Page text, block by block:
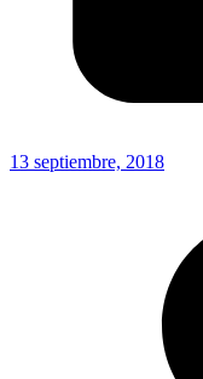
13 septiembre, 2018